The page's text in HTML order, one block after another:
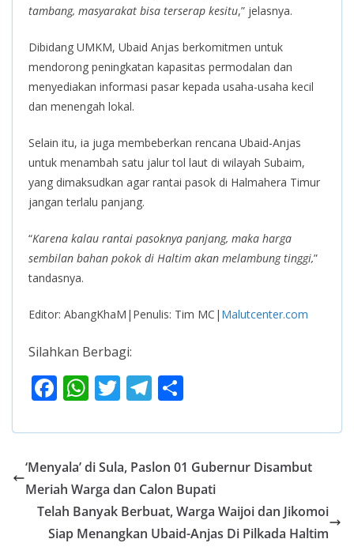
tambang, masyarakat bisa terserap kesitu,” jelasnya.
Dibidang UMKM, Ubaid Anjas berkomitmen untuk
mendorong peningkatan kapasitas permodalan dan
menyediakan informasi pasar kepada usaha-usaha kecil
dan menengah lokal.
Selain itu, ia juga membeberkan rencana Ubaid-Anjas
untuk menambah satu jalur tol laut di wilayah Subaim,
yang dimaksudkan agar rantai pasok di Halmahera Timur
jangan terlalu panjang.
“Karena kalau rantai pasoknya panjang, maka harga
sembilan bahan pokok di Haltim akan melambung tinggi,”
tandasnya.
Editor: AbangKhaM|Penulis: Tim MC| Malutcenter.com
Silahkan Berbagi:
F
e
b
o
o
k
W
at
s
A
p
p
T
itt
er
T
e
gr
a
m
ar
e
‘Menyala’ di Sula, Paslon 01 Gubernur Disambut
Meriah Warga dan Calon Bupati
Telah Banyak Berbuat, Warga Waijoi dan Jikomoi
Siap Menangkan Ubaid-Anjas Di Pilkada Haltim